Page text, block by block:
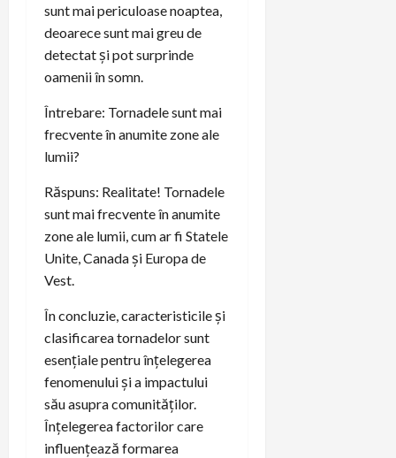
sunt mai periculoase noaptea,
deoarece sunt mai greu de
detectat și pot surprinde
oamenii în somn.
Întrebare: Tornadele sunt mai
frecvente în anumite zone ale
lumii?
Răspuns: Realitate! Tornadele
sunt mai frecvente în anumite
zone ale lumii, cum ar fi Statele
Unite, Canada și Europa de
Vest.
În concluzie, caracteristicile și
clasificarea tornadelor sunt
esențiale pentru înțelegerea
fenomenului și a impactului
său asupra comunităților.
Înțelegerea factorilor care
influențează formarea